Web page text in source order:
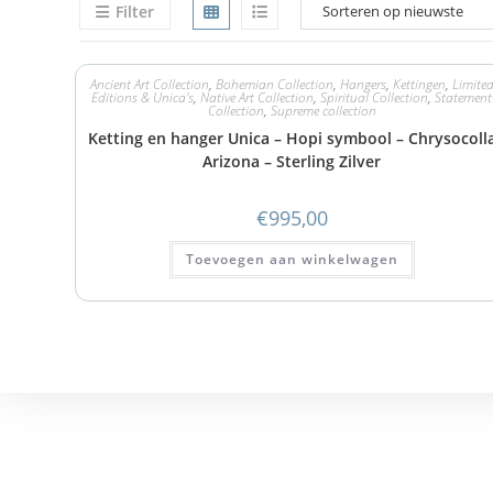
Filter
Ancient Art Collection, Bohemian Collection, Hangers, Kettingen, Limited
Editions & Unica's,Native Art Collection,Spiritual Collection,Statement
Collection, Supreme collection
Ketting en hanger Unica – Hopi symbool –
Arizona – Sterling Zilver
€995,00
Toevoegen aan winkelwagen